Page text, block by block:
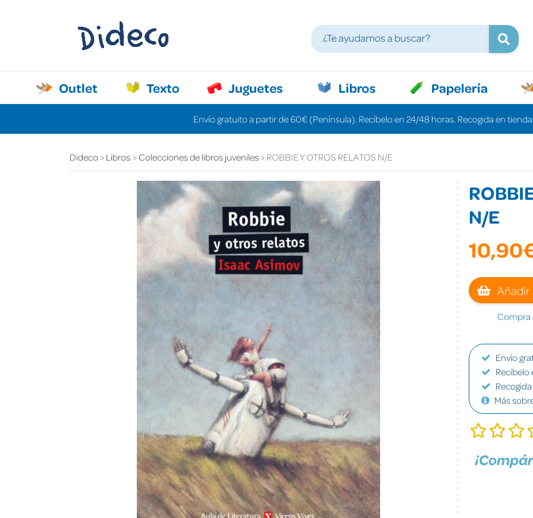
Outlet Texto Juguetes Libros Papelería
Envío gratuito a partir de 60€ (Península). Recíbelo en 24/48 horas. Recogida en
Dideco Libros Colecciones de libros juveniles ROBBIE Y OTROS RELATOS N/E
N/E
Añadir
Compra
Envío
Recíbelo
Más